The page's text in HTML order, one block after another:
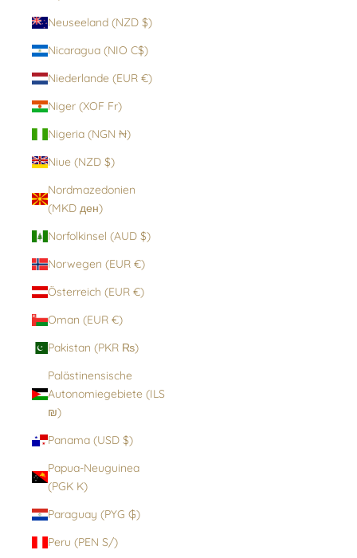
Neuseeland (NZD $)
Nicaragua (NIO C$)
Niederlande (EUR €)
Niger (XOF Fr)
Nigeria (NGN ₦)
Niue (NZD $)
Nordmazedonien
(MKD ден)
Norfolkinsel (AUD $)
Norwegen (EUR €)
Österreich (EUR €)
Oman (EUR €)
Pakistan (PKR ₨)
Palästinensische
Autonomiegebiete (ILS
₪)
Panama (USD $)
Papua-Neuguinea
(PGK K)
Paraguay (PYG ₲)
Peru (PEN S/)